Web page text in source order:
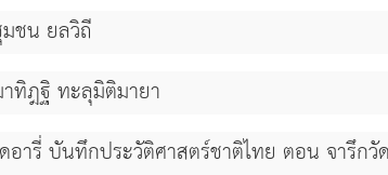
ชน ยลวิถี
ทิฎฐิ ทะลุมิติมายา
อารี่ บันทึกประวัติศาสตร์ชาติไทย ตอน จารึกวั